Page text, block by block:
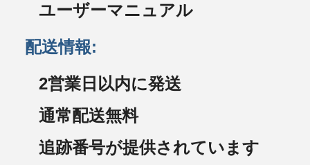
ユーザーマニュアル
配送情報:
2営業日以内に発送
通常配送無料
追跡番号が提供されています